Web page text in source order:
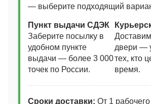
— выберите подходящий
Пункт выдачи СДЭК
Заберите посылку в
удобном пункте
выдачи — более 3 000
точек по России.
двери —
тех, кто
время.
Сроки доставки: От 1